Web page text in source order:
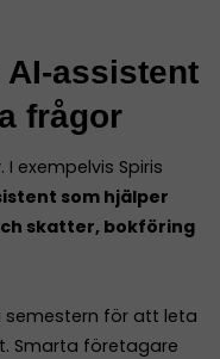
AI-assistent
frågor
exempelvis Spiris
som hjälper
skatter, bokföring
semestern för att leta
Smarta företagare